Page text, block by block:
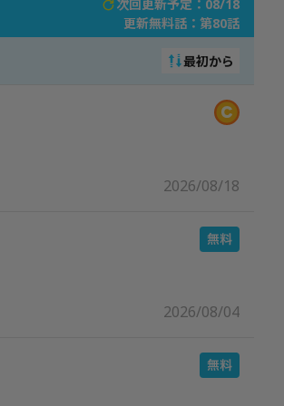
次回更新予定：08/18
更新無料話： 第80話
最初から
2026/08/18
2026/08/04